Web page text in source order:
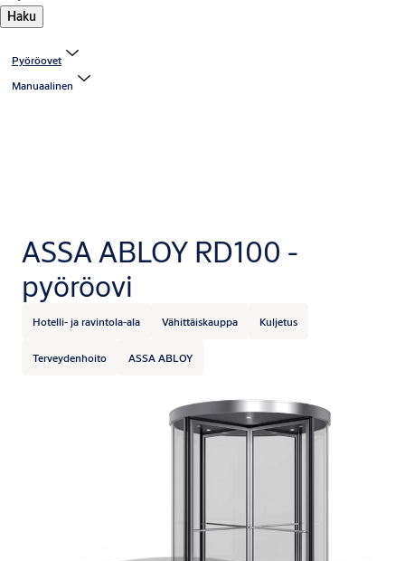
Haku
Pyöröovet
Manuaalinen
ASSA ABLOY RD100 -
pyöröovi
Hotelli- ja ravintola-ala Vähittäiskauppa Kuljetus
Terveydenhoito ASSA ABLOY